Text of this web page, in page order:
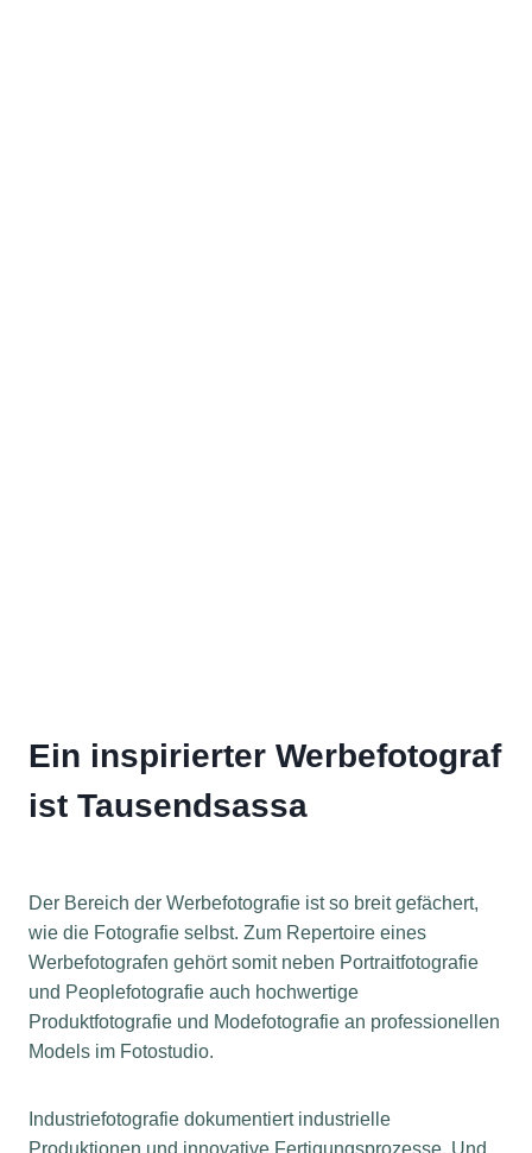
Ein inspirierter Werbefotograf
ist Tausendsassa
Der Bereich der Werbefotografie ist so breit gefächert,
wie die Fotografie selbst. Zum Repertoire eines
Werbefotografen gehört somit neben Portraitfotografie
und Peoplefotografie auch hochwertige
Produktfotografie und Modefotografie an professionellen
Models im Fotostudio.
Industriefotografie dokumentiert industrielle